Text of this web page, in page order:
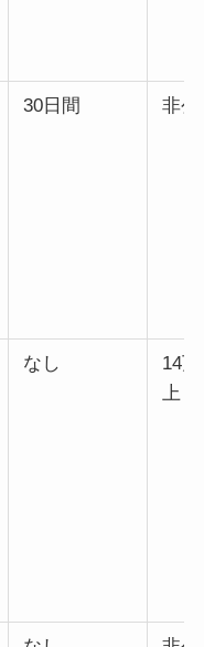
30日間 非公
なし
14
上